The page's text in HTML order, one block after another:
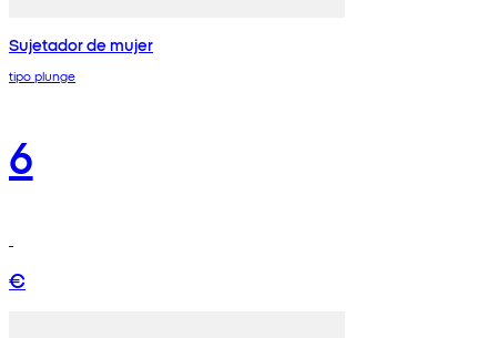
Sujetador de mujer
tipo plunge
6
€